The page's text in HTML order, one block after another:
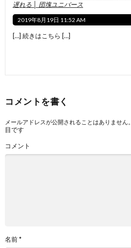
遅れる │ 団塊ユニバース
2019年8月19日 11:52 AM
[…] 続きはこちら […]
コメントを書く
メールアドレスが公開されることはありません。
目です
コメント
名前*